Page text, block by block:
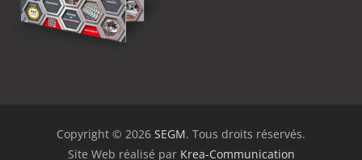
Copyright © 2026 SEGM. Tous droits réservés.
Site Web réalisé par Krea-Communication